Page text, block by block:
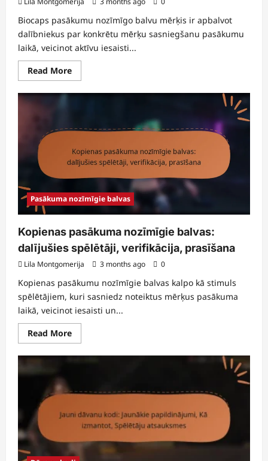
Biocaps pasākumu nozīmīgo balvu mērķis ir apbalvot
dalībniekus par konkrētu mērķu sasniegšanu pasākumu
laikā, veicinot aktīvu iesaisti...
Read MoreRead
more
Biocaps
Kā
process,
Atlīdzības
Pasākuma nozīmīgie balvas
Kopienas pasākuma nozīmīgie balvas:
dalījušies spēlētāji, verifikācija, prasīšana
Lila Montgomerija 3 months ago 0
Kopienas pasākumu nozīmīgie balvas kalpo kā stimuls
spēlētājiem, kuri sasniedz noteiktus mērķus pasākuma
laikā, veicinot iesaisti un...
Read MoreRead
more
Kopienas
dalījušies
prasīšana